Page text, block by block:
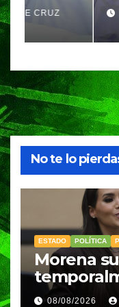
Amozoc
11/01/2026
No te lo
ESTADO POLÍTICA
Morena
08/08/2026